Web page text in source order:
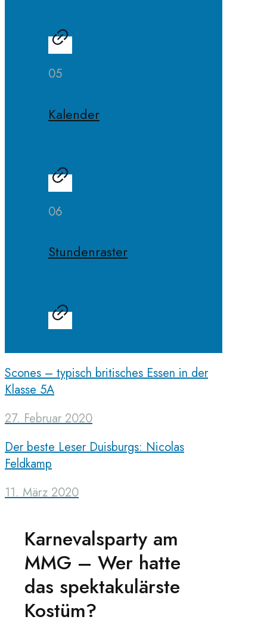
05
Kalender
06
Stundenraster
Scones – typisch britisches Essen in der
Klasse 5A
27. Februar 2020
Der beste Leser Duisburgs: Nicolas
Feldkamp
11. März 2020
Karnevalsparty am
MMG – Wer hatte
das spektakulärste
Kostüm?